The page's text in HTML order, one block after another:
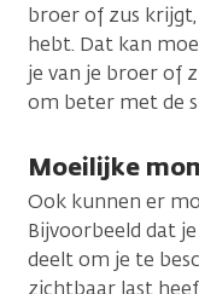
broer of zus
hebt. Dat kan
je van je broer of
om beter met de
Moeilijke
Ook kunnen er
Bijvoorbeeld dat
deelt om je te
zichtbaar last